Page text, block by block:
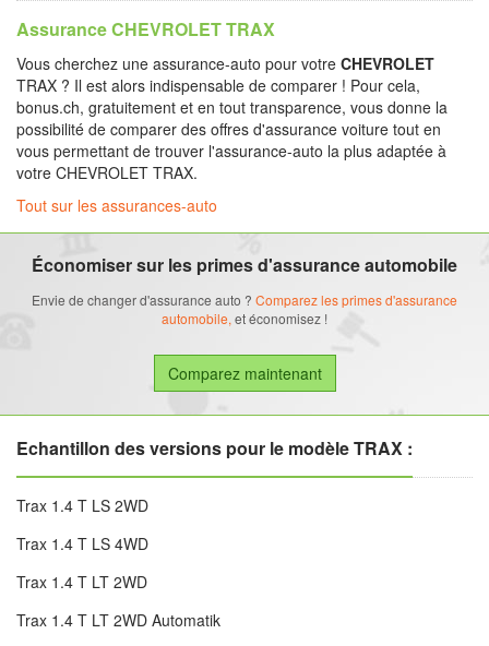
Assurance CHEVROLET TRAX
Vous cherchez une assurance-auto pour votre CHEVROLET
TRAX ? Il est alors indispensable de comparer ! Pour cela,
bonus.ch, gratuitement et en tout transparence, vous donne la
possibilité de comparer des offres d'assurance voiture tout en
vous permettant de trouver l'assurance-auto la plus adaptée à
votre CHEVROLET TRAX.
Tout sur les assurances-auto
Économiser sur les primes d'assurance automobile
Envie de changer d'assurance auto ? Comparez les primes d'assurance
automobile, et économisez !
Echantillon des versions pour le modèle TRAX :
Trax 1.4 T LS 2WD
Trax 1.4 T LS 4WD
Trax 1.4 T LT 2WD
Trax 1.4 T LT 2WD Automatik